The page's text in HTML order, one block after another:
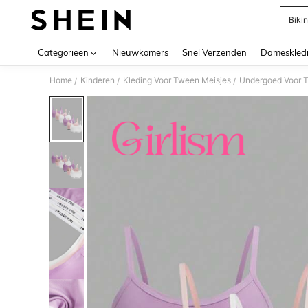
Categorieën Nieuwkomers Snel Verzenden
Home / Kinderen / Kleding Voor Tween Meisjes / Undergoed Voor